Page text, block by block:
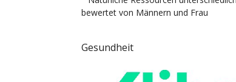
bewertet von Männern und Frau
Gesundheit